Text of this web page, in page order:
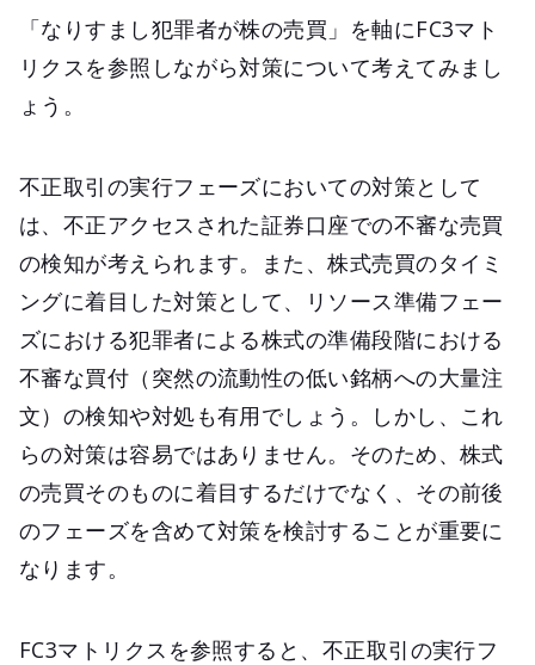
「なりすまし犯罪者が株の売買」を軸にFC3マト
リクスを参照しながら対策について考えてみまし
ょう。
不正取引の実行フェーズにおいての対策として
は、不正アクセスされた証券口座での不審な売買
の検知が考えられます。また、株式売買のタイミ
ングに着目した対策として、リソース準備フェー
ズにおける犯罪者による株式の準備段階における
不審な買付（突然の流動性の低い銘柄への大量注
文）の検知や対処も有用でしょう。しかし、これ
らの対策は容易ではありません。そのため、株式
の売買そのものに着目するだけでなく、その前後
のフェーズを含めて対策を検討することが重要に
なります。
FC3マトリクスを参照すると、不正取引の実行フ